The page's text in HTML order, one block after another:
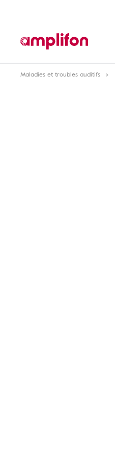
Maladies et troubles auditifs